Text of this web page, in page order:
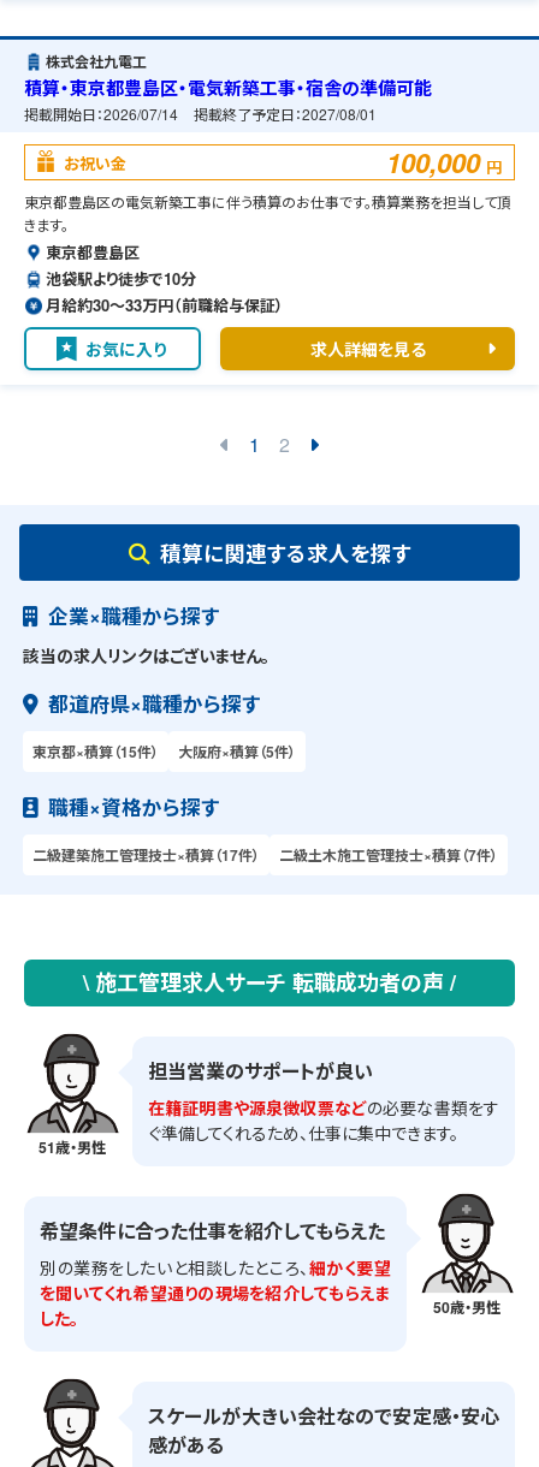
株式会社九電工
積算・東京都豊島区・電気新築工事・宿舎の準備可能
掲載開始日：2026/07/14 掲載終了予定日：2027/08/01
お祝い金 100,000 円
東京都豊島区の電気新築工事に伴う積算のお仕事です。積算業務を担当して頂
きます。
東京都豊島区
池袋駅より徒歩で10分
月給約30〜33万円（前職給与保証）
お気に入り 求人詳細を見る
1 2
積算に関連する求人を探す
企業×職種から探す
該当の求人リンクはございません。
都道府県×職種から探す
東京都×積算（15件） 大阪府×積算（5件）
職種×資格から探す
二級建築施工管理技士×積算（17件） 二級土木施工管理技士×積算（7件）
\ 施工管理求人サーチ 転職成功者の声 /
51歳・男性
担当営業のサポートが良い
在籍証明書や源泉徴収票などの必要な書類をす
ぐ準備してくれるため、仕事に集中できます。
50歳・男性
希望条件に合った仕事を紹介してもらえた
別の業務をしたいと相談したところ、 細かく要望
を聞いてくれ希望通りの現場を紹介してもらえま
した。
スケールが大きい会社なので安定感・安心
感がある